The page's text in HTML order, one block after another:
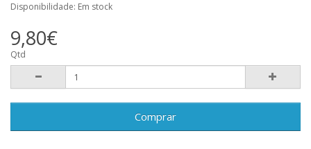
Disponibilidade: Em stock
9,80€
Qtd
Comprar